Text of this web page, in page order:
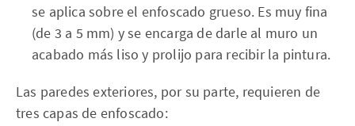
se aplica sobre el enfoscado grueso. Es muy fina
(de 3 a 5 mm) y se encarga de darle al muro un
acabado más liso y prolijo para recibir la pintura.
Las paredes exteriores, por su parte, requieren de
tres capas de enfoscado: